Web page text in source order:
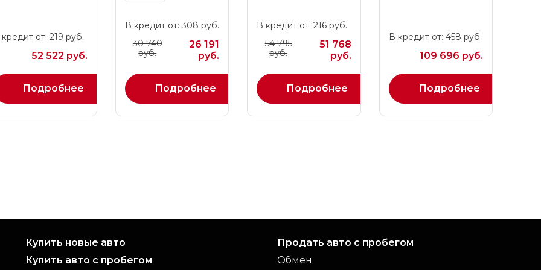
от: 219 руб.
52 522 руб.
Подробнее
В кредит от: 308 руб.
30 740
руб.
26 191
руб.
Подробнее
В кредит от: 216 руб.
54 795
руб.
51 768
руб.
Подробнее
В кредит от: 458 руб.
109 696 руб.
Подробнее
Купить новые авто
Купить авто с пробегом
Продать авто с пробегом
Обмен